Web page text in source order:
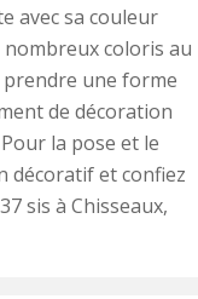
avec sa couleur
nombreux coloris au
une forme
de décoration
la pose et le
décoratif et confiez
sis à Chisseaux,